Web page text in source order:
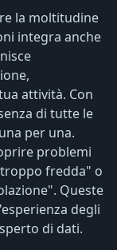
la moltitudine
integra anche
attività. Con
di tutte le
per una.
problemi
fredda" o
Queste
degli
di dati.